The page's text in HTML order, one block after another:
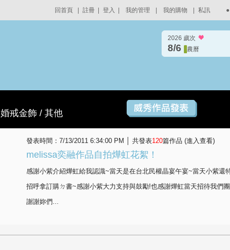
回首頁 註冊 登入 我的管理 我的購物 私訊 ●
2026 歲次
8/6 農曆
婚戒金飾 / 其他
發表時間：7/13/2011 6:34:00 PM │ 共發表120篇作品 (進入查看)
melissa奕融作品自拍燁虹花絮！
感謝小紫介紹燁虹給我認識~當天是在台北民權晶宴午宴~當天小紫還
招呼拿訂購ㄉ書~感謝小紫大力支持與鼓勵!也感謝燁虹當天招待我們
謝謝妳們...